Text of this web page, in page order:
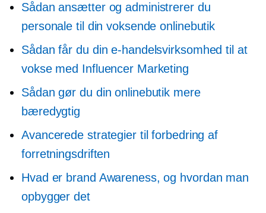
Sådan ansætter og administrerer du
personale til din voksende onlinebutik
Sådan får du din e-handelsvirksomhed til at
vokse med Influencer Marketing
Sådan gør du din onlinebutik mere
bæredygtig
Avancerede strategier til forbedring af
forretningsdriften
Hvad er brand Awareness, og hvordan man
opbygger det